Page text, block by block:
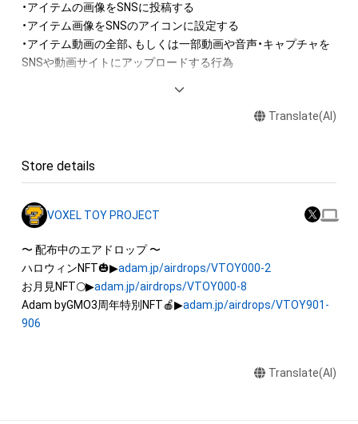
・アイテムの画像をSNSに投稿する
・アイテム画像をSNSのアイコンに設定する
・アイテム動画の全部、もしくは一部動画や音声・キャプチャを
SNSや動画サイトにアップロードする行為
・本アイテムに関する創作物(画像および映像、音楽、商標または
産権(それらの権利を取得し、又はそれらの権利につき登録等を
作権を有する方、著作隣接権の権利者またはその管理委託を受
けている者によって保護されています。そのため、本アイテム
を保有していたとしても、本アイテムに関する創作物にかかる
知的財産権を有することを意味しません。
・本アイテムの著作権を有する方、著作隣接権の権利者またはそ
の管理委託を受けている者からの事前の同意なしに、上記の「本
アイテムの保有者が有する権利」の範囲を超えた行為、知的財産
Translate(AI)
Store details
VOXEL TOY PROJECT
〜 配布中のエアドロップ 〜
ハロウィンNFT🎃▶adam.jp/airdrops/VTOY000-2
お月見NFT🌕▶adam.jp/airdrops/VTOY000-8
Adam byGMO3周年特別NFT🍎▶adam.jp/airdrops/VTOY901-
906
Translate(AI)